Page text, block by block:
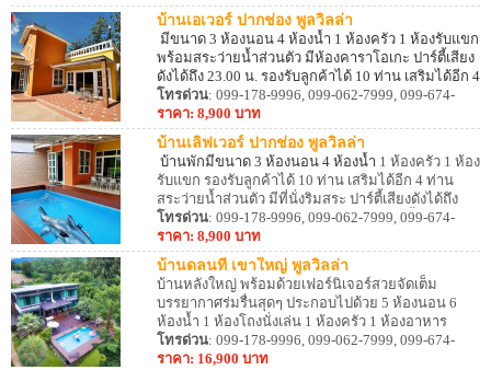
บ้านเอเวอร์ ปากช่อง พูลวิลล่า
มีขนาด 3 ห้องนอน 4 ห้องน้ำ 1 ห้องครัว 1 ห้องรับแขก
พร้อมสระว่ายน้ำส่วนตัว มีห้องคาราโอเกะ ปาร์ตี้เสียง
ดังได้ถึง 23.00 น. รองรับลูกค้าได้ 10 ท่าน เสริมได้อีก 4
ท่าน สิ่งอำนวยความสะดวกครบครัน มีห้อง
ครัว อุปกรณ์ครัว เตาปิ้งย่าง สามารถทำอาหารได้
โทรด่วน: 099-178-9996, 099-062-7999, 099-674-
8887
ราคา: 8,900 บาท
บ้านเลิฟเวอร์ ปากช่อง พูลวิลล่า
บ้านพักมีขนาด 3 ห้องนอน 4 ห้องน้ำ 1 ห้องครัว 1 ห้อง
รับแขก รองรับลูกค้าได้ 10 ท่าน เสริมได้อีก 4 ท่าน
สระว่ายน้ำส่วนตัว มีที่นั่งริมสระ ปาร์ตี้เสียงดังได้ถึง
23.00 น. มีโซนทำอาหาร อุปกรณ์ครัว เตาปิ้งย่าง
สามารถประกอบอาหารได้ สิ่งอำนวยความสะดวกครบ
ครัน
โทรด่วน: 099-178-9996, 099-062-7999, 099-674-
8887
ราคา: 8,900 บาท
บ้านดลนที เขาใหญ่ พูลวิลล่า
บ้านหลังใหญ่ พร้อมด้วยเฟอร์นิเจอร์สวยจัดเต็ม
บรรยากาศร่มรื่นสุดๆ ประกอบไปด้วย 5 ห้องนอน 6
ห้องน้ำ 1 ห้องโถงนั่งเล่น 1 ห้องครัว 1 ห้องอาหาร
รองรับผู้เข้าพักได้ 10 ท่าน เสริมได้อีก 10 ท่าน
ประกอบอาหารได้ อุปกรณ์ครัว เตาปิ้งย่างครบ
โทรด่วน: 099-178-9996, 099-062-7999, 099-674-
8887
ราคา: 16,900 บาท